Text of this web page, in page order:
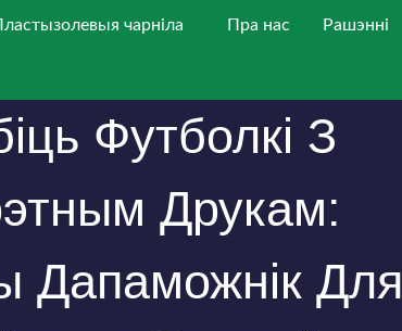
чарніла Пра нас Рашэнні
Футболкі З
Друкам:
Дапаможнік Для